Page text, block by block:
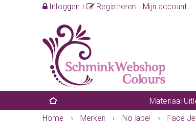
Inloggen Registreren Mijn account
Materiaal
Home
› Merken › No label › Face